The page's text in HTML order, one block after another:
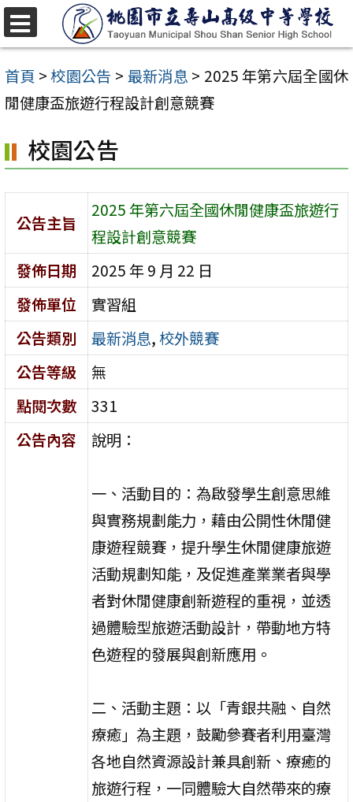
跳
至
主
要
容
區
首頁 >校園公告 > 最新消息 > 2025 年第六屆全國休
閒健康盃旅遊行程設計創意競賽
校園公告
公告主旨
2025 年第六屆全國休閒健康盃旅遊行
程設計創意競賽
發佈日期
2025 年 9 月 22 日
發佈單位
實習組
公告類別
最新消息,校外競賽
公告等級
無
點閱次數
331
公告內容
說明：
一、活動目的：為啟發學生創意思維
與實務規劃能力，藉由公開性休閒健
康遊程競賽，提升學生休閒健康旅遊
活動規劃知能，及促進產業業者與學
者對休閒健康創新遊程的重視，並透
過體驗型旅遊活動設計，帶動地方特
色遊程的發展與創新應用。
二、活動主題：以「青銀共融、自然
療癒」為主題，鼓勵參賽者利用臺灣
各地自然資源設計兼具創新、療癒的
旅遊行程，一同體驗大自然帶來的療
選
單